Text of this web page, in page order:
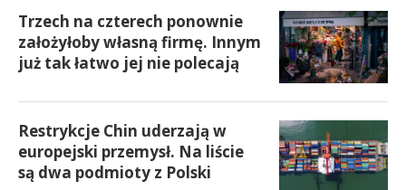
Trzech na czterech ponownie
założyłoby własną firmę. Innym
już tak łatwo jej nie polecają
Restrykcje Chin uderzają w
europejski przemysł. Na liście
są dwa podmioty z Polski